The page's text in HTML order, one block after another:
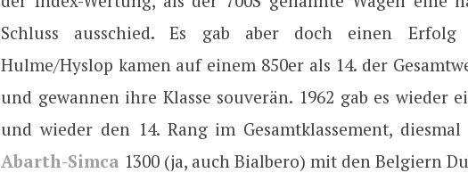
Schluss ausschied. Es gab aber doch einen Erfolg
Hulme/Hyslop kamen auf einem 850er als 14. der
und gewannen ihre Klasse souverän. 1962 gab es wieder
und wieder den 14. Rang im Gesamtklassement,
Abarth-Simca 1300 (ja, auch Bialbero) mit den Belgiern